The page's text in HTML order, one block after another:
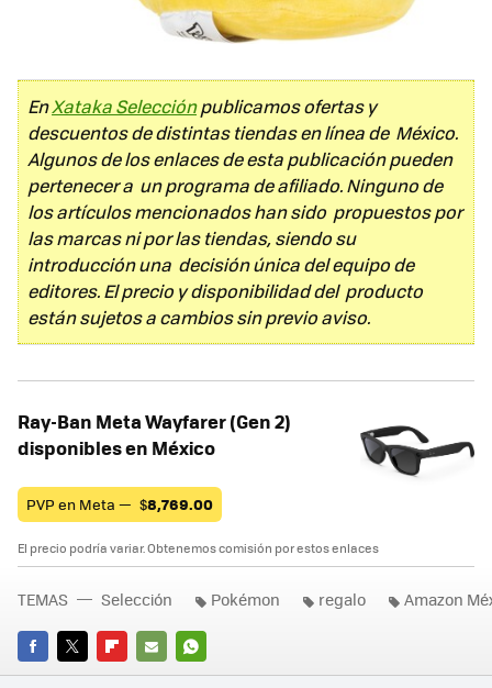
EnXataka Selecciónpublicamos ofertas y
descuentos de distintas tiendas en línea de México.
Algunos de los enlaces de esta publicación pueden
pertenecer a un programa de afiliado. Ninguno de
los artículos mencionados han sido propuestos por
las marcas ni por las tiendas, siendo su
introducción una decisión única del equipo de
editores. El precio y disponibilidad del producto
están sujetos a cambios sin previo aviso.
Ray-Ban Meta Wayfarer (Gen 2)
disponibles en México
PVP en Meta — $8,769.00
El precio podría variar. Obtenemos comisión por estos enlaces
FACEBOOK
TWITTERFLIPBOARD
E-
WHATSAPP
TEMAS Selección Pokémon regalo Amazon